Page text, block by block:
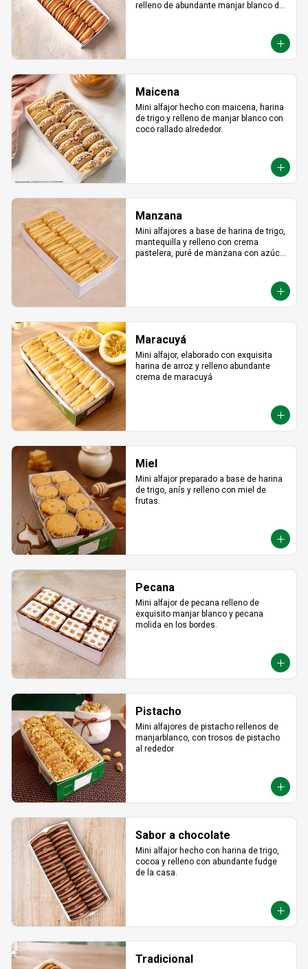
relleno de abundante manjar blanco de
Maicena
Mini alfajor hecho con maicena, harina
de trigo y relleno de manjar blanco con
coco rallado alrededor.
Manzana
Mini alfajores a base de harina de trigo,
mantequilla y relleno con crema
pastelera, puré de manzana con azúcar
Maracuyá
Mini alfajor, elaborado con exquisita
harina de arroz y relleno abundante
crema de maracuyá
Miel
Mini alfajor preparado a base de harina
de trigo, anís y relleno con miel de
frutas.
Pecana
Mini alfajor de pecana relleno de
exquisito manjar blanco y pecana
molida en los bordes.
Pistacho
Mini alfajores de pistacho rellenos de
manjarblanco, con trosos de pistacho
al rededor
Sabor a chocolate
Mini alfajor hecho con harina de trigo,
cocoa y relleno con abundante fudge
de la casa.
Tradicional